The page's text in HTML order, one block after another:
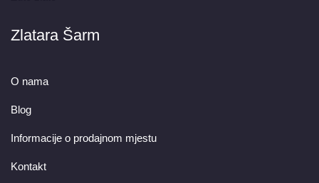
Zlatara Šarm
O nama
Blog
Informacije o prodajnom mjestu
Kontakt